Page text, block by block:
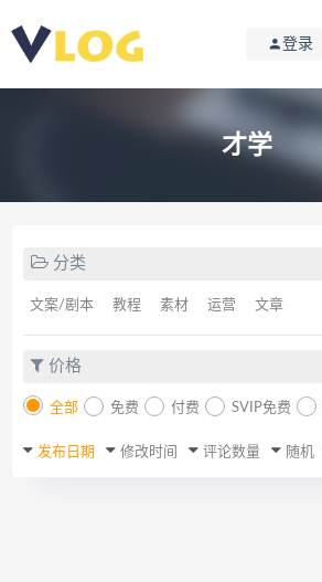
登录
才学
分类
文案/剧本 教程 素材 运营 文章
价格
全部 免费 付费 SVIP免费
发布日期 修改时间 评论数量 随机